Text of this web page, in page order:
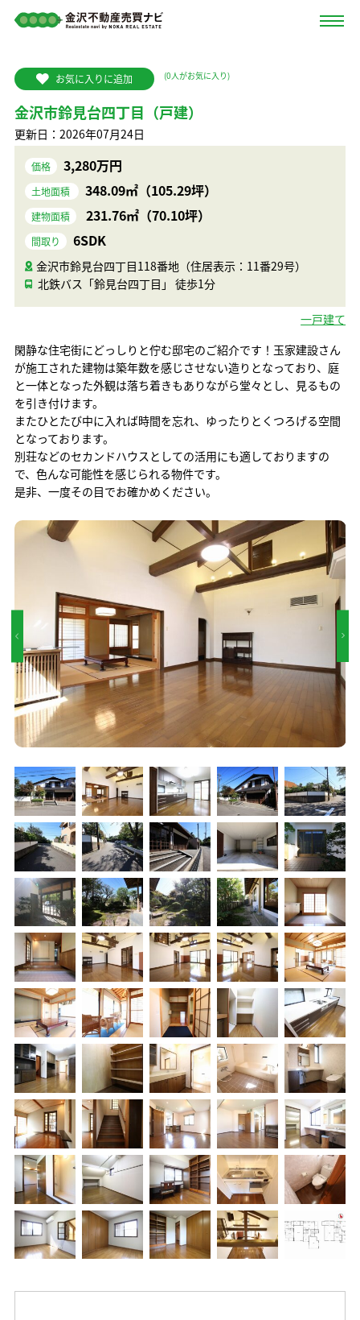
金沢市鈴見台四丁目（戸建）
お気に入りに追加 (0人がお気に入り)
更新日：2026年07月24日
価格 3,280万円
土地面積 348.09㎡（105.29坪）
建物面積 231.76㎡（70.10坪）
間取り 6SDK
金沢市鈴見台四丁目118番地（住居表示：11番29号）
北鉄バス「鈴見台四丁目」 徒歩1分
一戸建て
閑静な住宅街にどっしりと佇む邸宅のご紹介です！玉家建設さん
が施工された建物は築年数を感じさせない造りとなっており、庭
と一体となった外観は落ち着きもありながら堂々とし、見るもの
を引き付けます。
またひとたび中に入れば時間を忘れ、ゆったりとくつろげる空間
となっております。
別荘などのセカンドハウスとしての活用にも適しておりますの
で、色んな可能性を感じられる物件です。
是非、一度その目でお確かめください。